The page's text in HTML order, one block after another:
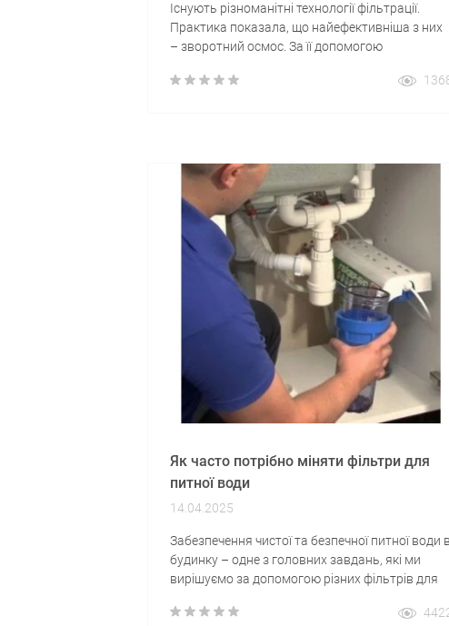
Існують різноманітні технології фільтрації.
Практика показала, що найефективніша з них
– зворотний осмос. За її допомогою
добавки, відомі вченим. Основою роботи
Як часто потрібно міняти фільтри для
питної води
14.04.2025
Забезпечення чистої та безпечної питної води в
будинку – одне з головних завдань, які ми
вирішуємо за допомогою різних фільтрів для
ефективно та довго, їх потрібно своєчасно